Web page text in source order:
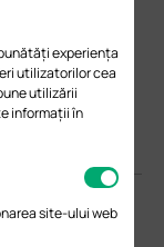
experiența
utilizatorilor cea
utilizării
informații în
site-ului web